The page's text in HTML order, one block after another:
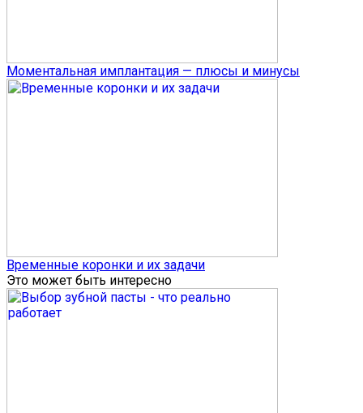
Моментальная имплантация — плюсы и минусы
Временные коронки и их задачи
Это может быть интересно